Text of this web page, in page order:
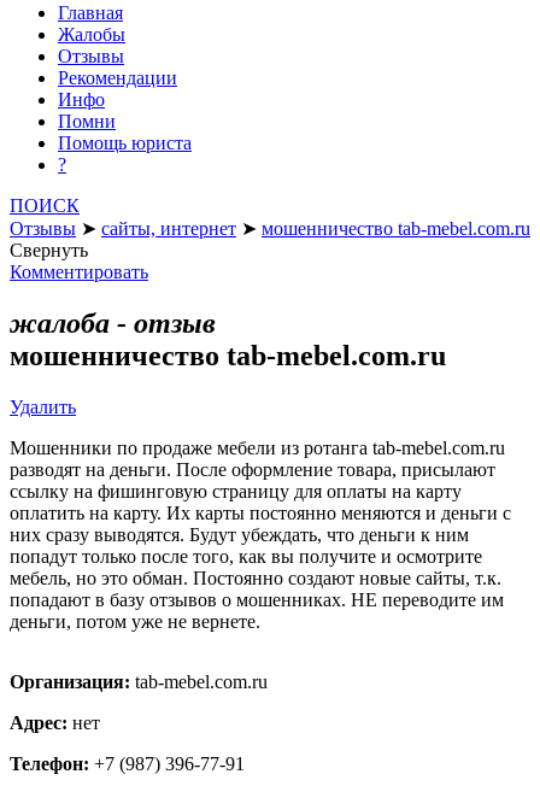
Главная
Жалобы
Отзывы
Рекомендации
Инфо
Помни
Помощь юриста
?
ПОИСК
Отзывы ➤ сайты, интернет ➤ мошенничество tab-mebel.com.ru
Свернуть
Комментировать
жалоба - отзыв
мошенничество tab-mebel.com.ru
Удалить
Мошенники по продаже мебели из ротанга tab-mebel.com.ru
разводят на деньги. После оформление товара, присылают
ссылку на фишинговую страницу для оплаты на карту
оплатить на карту. Их карты постоянно меняются и деньги с
них сразу выводятся. Будут убеждать, что деньги к ним
попадут только после того, как вы получите и осмотрите
мебель, но это обман. Постоянно создают новые сайты, т.к.
попадают в базу отзывов о мошенниках. НЕ переводите им
деньги, потом уже не вернете.
Организация: tab-mebel.com.ru
Адрес: нет
Телефон: +7 (987) 396-77-91